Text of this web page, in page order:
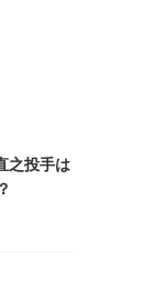
之投手は